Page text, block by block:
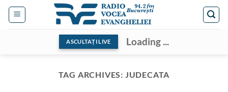
Skip
ASCULTAȚI LIVE Loading ...
TAG ARCHIVES: JUDECATA